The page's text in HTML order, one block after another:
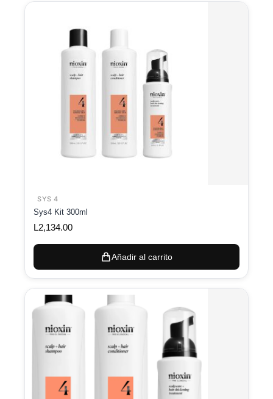
SYS 4
Sys4 Kit 300ml
L2,134.00
Añadir al carrito